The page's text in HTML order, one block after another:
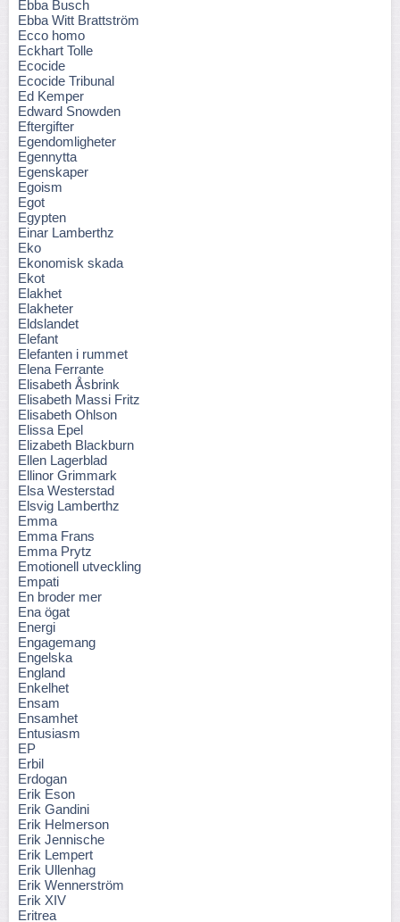
Ebba Busch
Ebba Witt Brattström
Ecco homo
Eckhart Tolle
Ecocide
Ecocide Tribunal
Ed Kemper
Edward Snowden
Eftergifter
Egendomligheter
Egennytta
Egenskaper
Egoism
Egot
Egypten
Einar Lamberthz
Eko
Ekonomisk skada
Ekot
Elakhet
Elakheter
Eldslandet
Elefant
Elefanten i rummet
Elena Ferrante
Elisabeth Åsbrink
Elisabeth Massi Fritz
Elisabeth Ohlson
Elissa Epel
Elizabeth Blackburn
Ellen Lagerblad
Ellinor Grimmark
Elsa Westerstad
Elsvig Lamberthz
Emma
Emma Frans
Emma Prytz
Emotionell utveckling
Empati
En broder mer
Ena ögat
Energi
Engagemang
Engelska
England
Enkelhet
Ensam
Ensamhet
Entusiasm
EP
Erbil
Erdogan
Erik Eson
Erik Gandini
Erik Helmerson
Erik Jennische
Erik Lempert
Erik Ullenhag
Erik Wennerström
Erik XIV
Eritrea